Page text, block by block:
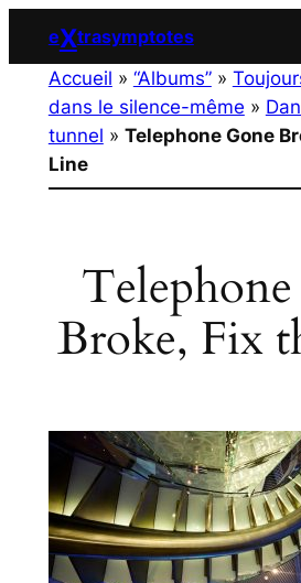
contenu
eXtrasymptotes
Accueil » “Albums”»
dans le silence-même »
tunnel » Telephone Gone
Line
Broke, Fix